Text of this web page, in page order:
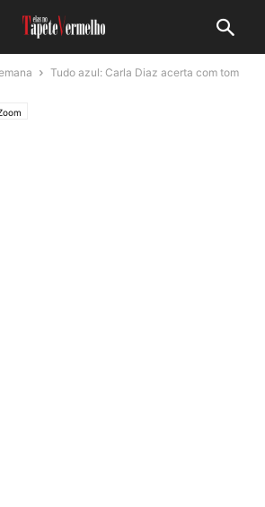
Tudo azul: Carla Diaz acerta com tom